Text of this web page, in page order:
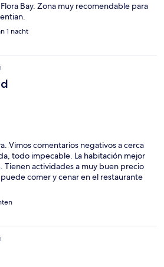
Bay. Zona muy recomendable para
1 nacht
Vimos comentarios negativos a cerca
todo impecable. La habitación mejor
Tienen actividades a muy buen precio
comer y cenar en el restaurante